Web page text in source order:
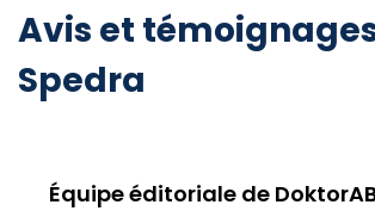
Avis et
Spedra
Équipe éditoriale de